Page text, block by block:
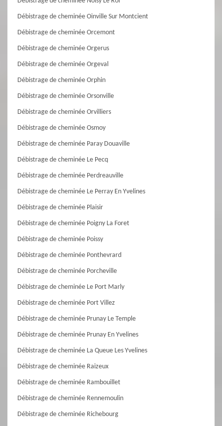
Débistrage de cheminée Oinville Sur Montcient
Débistrage de cheminée Orcemont
Débistrage de cheminée Orgerus
Débistrage de cheminée Orgeval
Débistrage de cheminée Orphin
Débistrage de cheminée Orsonville
Débistrage de cheminée Orvilliers
Débistrage de cheminée Osmoy
Débistrage de cheminée Paray Douaville
Débistrage de cheminée Le Pecq
Débistrage de cheminée Perdreauville
Débistrage de cheminée Le Perray En Yvelines
Débistrage de cheminée Plaisir
Débistrage de cheminée Poigny La Foret
Débistrage de cheminée Poissy
Débistrage de cheminée Ponthevrard
Débistrage de cheminée Porcheville
Débistrage de cheminée Le Port Marly
Débistrage de cheminée Port Villez
Débistrage de cheminée Prunay Le Temple
Débistrage de cheminée Prunay En Yvelines
Débistrage de cheminée La Queue Les Yvelines
Débistrage de cheminée Raizeux
Débistrage de cheminée Rambouillet
Débistrage de cheminée Rennemoulin
Débistrage de cheminée Richebourg